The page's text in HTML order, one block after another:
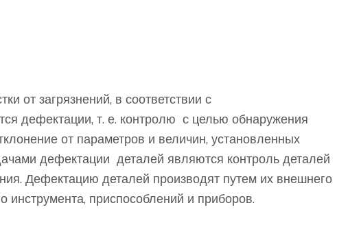
от загрязнений, в соответствии с
дефектации, т. е. контролю с целью обнаружения
от параметров и величин, установленных
дефектации деталей являются контроль деталей
Дефектацию деталей производят путем их внешнего
приспособлений и приборов.